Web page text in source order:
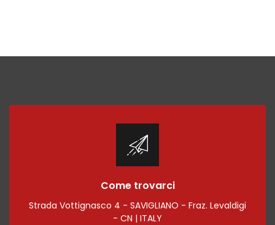
Come trovarci
Strada Vottignasco 4 - SAVIGLIANO - Fraz. Levaldigi
- CN | ITALY